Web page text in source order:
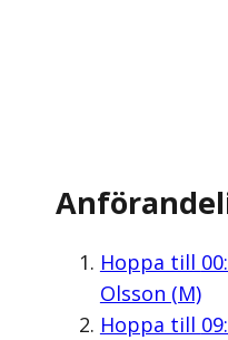
Hoppa till
Olsson (M)
Hoppa till